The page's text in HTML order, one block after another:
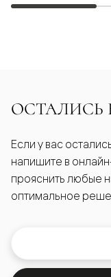
ОСТАЛИСЬ
Если у вас
напишите в
прояснить любые
оптимальное